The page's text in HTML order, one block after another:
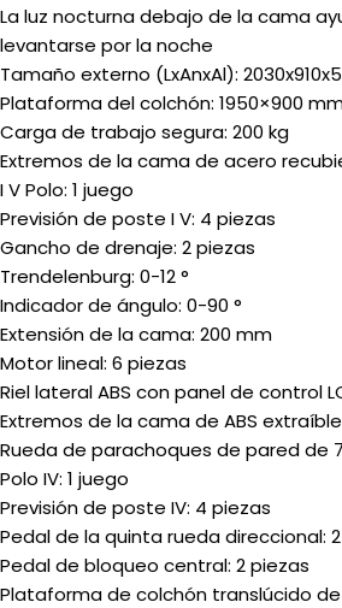
La luz nocturna debajo de la cama
levantarse por la noche
Tamaño externo (LxAnxAl):
Plataforma del colchón: 1950×900
Carga de trabajo segura: 200 kg
Extremos de la cama de acero
I V Polo: 1 juego
Previsión de poste I V: 4 piezas
Gancho de drenaje: 2 piezas
Trendelenburg: 0-12 °
Indicador de ángulo: 0-90 °
Extensión de la cama: 200 mm
Motor lineal: 6 piezas
Riel lateral ABS con panel de control
Extremos de la cama de ABS
Rueda de parachoques de pared de
Polo IV: 1 juego
Previsión de poste IV: 4 piezas
Pedal de la quinta rueda direccional:
Pedal de bloqueo central: 2 piezas
Plataforma de colchón translúcido de